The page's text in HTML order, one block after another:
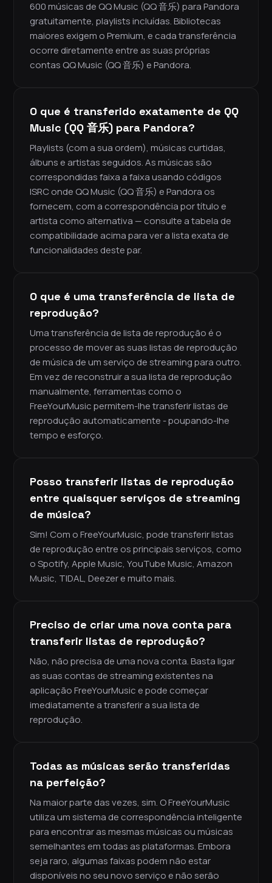
600 músicas de QQ Music (QQ 音乐) para Pandora
gratuitamente, playlists incluídas. Bibliotecas
maiores exigem o Premium, e cada transferência
ocorre diretamente entre as suas próprias
contas QQ Music (QQ 音乐) e Pandora.
O que é transferido exatamente de QQ
Music (QQ 音乐) para Pandora?
Playlists (com a sua ordem), músicas curtidas,
álbuns e artistas seguidos. As músicas são
correspondidas faixa a faixa usando códigos
ISRC onde QQ Music (QQ 音乐) e Pandora os
fornecem, com a correspondência por título e
artista como alternativa — consulte a tabela de
compatibilidade acima para ver a lista exata de
funcionalidades deste par.
O que é uma transferência de lista de
reprodução?
Uma transferência de lista de reprodução é o
processo de mover as suas listas de reprodução
de música de um serviço de streaming para outro.
Em vez de reconstruir a sua lista de reprodução
manualmente, ferramentas como o
FreeYourMusic permitem-lhe transferir listas de
reprodução automaticamente - poupando-lhe
tempo e esforço.
Posso transferir listas de reprodução
entre quaisquer serviços de streaming
de música?
Sim! Com o FreeYourMusic, pode transferir listas
de reprodução entre os principais serviços, como
o Spotify, Apple Music, YouTube Music, Amazon
Music, TIDAL, Deezer e muito mais.
Preciso de criar uma nova conta para
transferir listas de reprodução?
Não, não precisa de uma nova conta. Basta ligar
as suas contas de streaming existentes na
aplicação FreeYourMusic e pode começar
imediatamente a transferir a sua lista de
reprodução.
Todas as músicas serão transferidas
na perfeição?
Na maior parte das vezes, sim. O FreeYourMusic
utiliza um sistema de correspondência inteligente
para encontrar as mesmas músicas ou músicas
semelhantes em todas as plataformas. Embora
seja raro, algumas faixas podem não estar
disponíveis no seu novo serviço e não serão